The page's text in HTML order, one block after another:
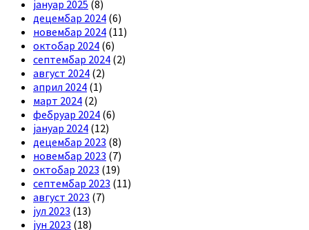
јануар 2025 (8)
децембар 2024 (6)
новембар 2024 (11)
октобар 2024 (6)
септембар 2024 (2)
август 2024 (2)
април 2024 (1)
март 2024 (2)
фебруар 2024 (6)
јануар 2024 (12)
децембар 2023 (8)
новембар 2023 (7)
октобар 2023 (19)
септембар 2023 (11)
август 2023 (7)
јул 2023 (13)
јун 2023 (18)